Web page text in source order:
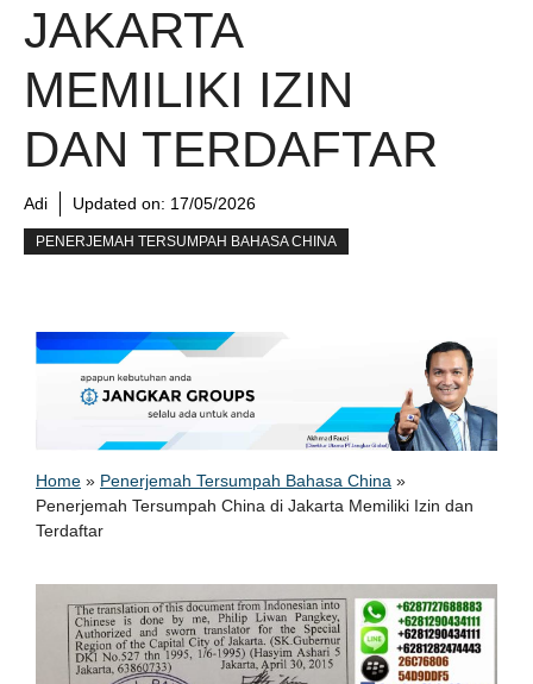
JAKARTA
MEMILIKI IZIN
DAN TERDAFTAR
Adi Updated on: 17/05/2026
PENERJEMAH TERSUMPAH BAHASA CHINA
Home » Penerjemah Tersumpah Bahasa China »
Penerjemah Tersumpah China di Jakarta Memiliki Izin dan
Terdaftar